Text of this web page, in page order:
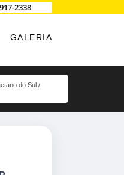
2338
GALERIA
do Sul